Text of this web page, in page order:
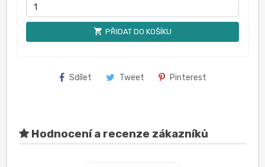
shopping_cart PŘIDAT DO KOŠÍKU
Sdílet Tweet Pinterest
Hodnocení a recenze zákazníků